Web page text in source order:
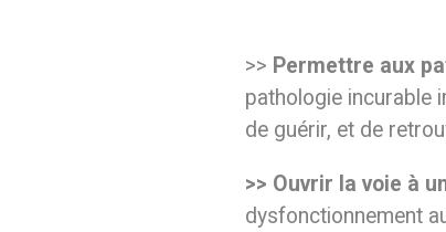
>> Permettre aux
pathologie incurable
de guérir, et de
>> Ouvrir la voie à
dysfonctionnement